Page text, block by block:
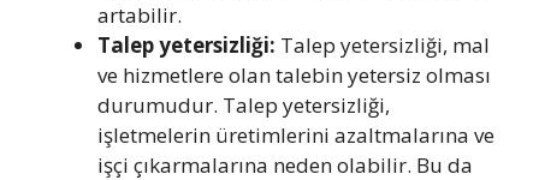
artabilir.
Talep yetersizliği: Talep yetersizliği, mal
ve hizmetlere olan talebin yetersiz olması
durumudur. Talep yetersizliği,
işletmelerin üretimlerini azaltmalarına ve
işçi çıkarmalarına neden olabilir. Bu da